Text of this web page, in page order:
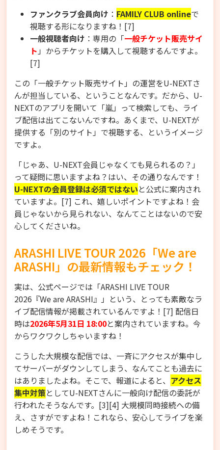
ファンクラブ会員向け ： FAMILY CLUB onlineで
視聴する形になりますね！[7]
一般視聴者向け ：専用の「一般チケット販売サイ
ト 」からチケットを購入して視聴するんですよ。
[7]
この「一般チケット販売サイト」の運営をU-NEXTさ
んが担当している、ということなんです。だから、U-
NEXTのアプリを開いて「嵐」って検索しても、ライ
ブ配信は出てこないんですね。あくまで、U-NEXTが
提供する「別のサイト」で視聴する、というイメージ
ですよ。
「じゃあ、U-NEXT会員じゃなくても見られるの？」
って疑問に思いますよね？はい、その通りなんです！
U-NEXTの会員登録は必須ではないと公式に案内され
ていますよ。[7] これ、嬉しいポイントですよね！会
員じゃないから見られない、なんてことはないので安
心してくださいね。
ARASHI LIVE TOUR 2026「We are
ARASHI」の最新情報もチェック！
実は、公式ページでは「ARASHI LIVE TOUR
2026『We are ARASHI』」という、とっても素敵なラ
イブ配信情報が掲載されているんですよ！[7] 配信日
時は2026年5月31日 18:00と案内されていますね。今
からワクワクしちゃいますね！
こうした大規模な配信では、一斉にアクセスが集中し
てサーバーがダウンしてしまう、なんてことも過去に
はありましたよね。そこで、報道によると、 アクセス
集中対策としてU-NEXTさんに一般向け配信の委託が
行われたそうなんです。[3][4] 大規模同時接続への備
え、さすがですよね！これなら、安心してライブを楽
しめそうです。